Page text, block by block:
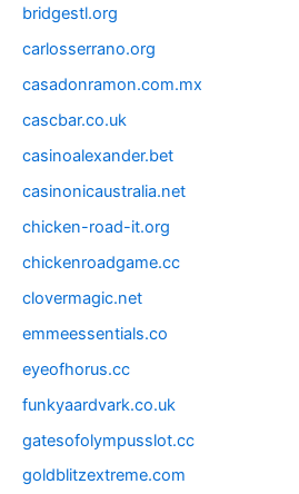
bridgestl.org
carlosserrano.org
casadonramon.com.mx
cascbar.co.uk
casinoalexander.bet
casinonicaustralia.net
chicken-road-it.org
chickenroadgame.cc
clovermagic.net
emmeessentials.co
eyeofhorus.cc
funkyaardvark.co.uk
gatesofolympusslot.cc
goldblitzextreme.com